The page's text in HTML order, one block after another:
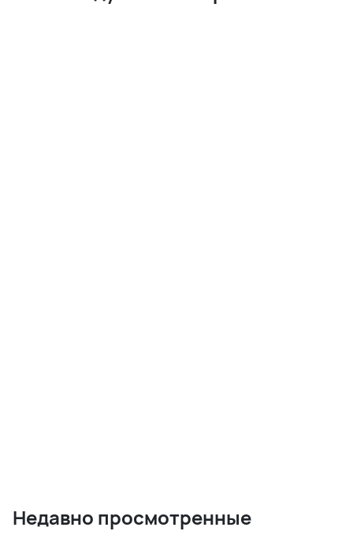
Недавно просмотренные